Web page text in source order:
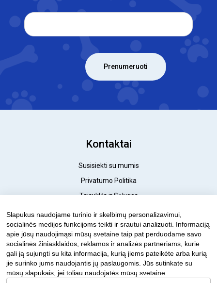
Kontaktai
Susisiekti su mumis
Privatumo Politika
Taisyklės ir Sąlygos
Pristatymo Politika
Grąžinimo Politika
© 2023 FantasticDogs.lt
Slapukus naudojame turinio ir skelbimų personalizavimui,
socialinės medijos funkcijoms teikti ir srautui analizuoti. Informaciją
apie jūsų naudojimąsi mūsų svetaine taip pat perduodame savo
socialinės žiniasklaidos, reklamos ir analizės partneriams, kurie
gali ją sujungti su kita informacija, kurią jiems pateikėte arba kurią
jie surinko jums naudojantis jų paslaugomis. Jūs sutinkate su
mūsų slapukais, jei toliau naudojatės mūsų svetaine.